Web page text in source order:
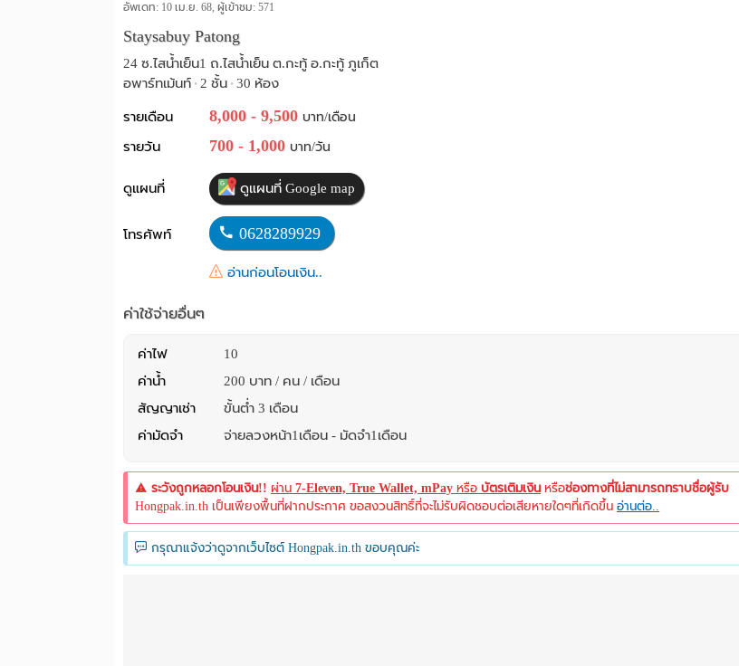
อัพเดท: 10 เม.ย. 68, ผู้เข้าชม: 571
Staysabuy Patong
24 ซ.ไสน้ำเย็น1 ถ.ไสน้ำเย็น ต.กะทู้ อ.กะทู้ ภูเก็ต
อพาร์ทเม้นท์ • 2 ชั้น • 30 ห้อง
รายเดือน 8,000 - 9,500 บาท/เดือน
รายวัน 700 - 1,000 บาท/วัน
ดูแผนที่ ดูแผนที่ Google map
โทรศัพท์ 0628289929
อ่านก่อนโอนเงิน..
ค่าใช้จ่ายอื่นๆ
ค่าไฟ
10
ค่าน้ำ
200 บาท / คน / เดือน
สัญญาเช่า
ขั้นต่ำ 3 เดือน
ค่ามัดจำ
จ่ายลวงหน้า1เดือน - มัดจำ1เดือน
ระวังถูกหลอกโอนเงิน!! ผ่าน 7-Eleven, True Wallet, mPay หรือ บัตรเติมเงินหรือช่องทางที่ไม่สามารถทราบชื่อผู้รับ
Hongpak.in.th เป็นเพียงพื้นที่ฝากประกาศ ขอสงวนสิทธิ์ที่จะไม่รับผิดชอบต่อเสียหายใดๆที่เกิดขึ้น อ่านต่อ..
กรุณาแจ้งว่าดูจากเว็บไซต์ Hongpak.in.th ขอบคุณค่ะ